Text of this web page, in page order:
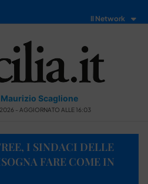
Il Network
Scaglione
- AGGIORNATO ALLE 16:03
I SINDACI DELLE
FARE COME IN